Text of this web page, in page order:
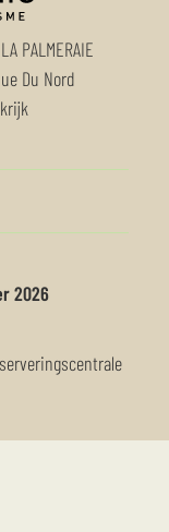
PALMERAIE
Du Nord
2026